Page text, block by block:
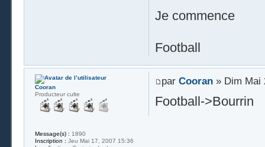
Je commence
Football
par Cooran» Dim Mai
Football->Bourrin
Cooran
Producteur culte
Message(s) : 1890
Inscription : Jeu Mai 17, 2007 15:36